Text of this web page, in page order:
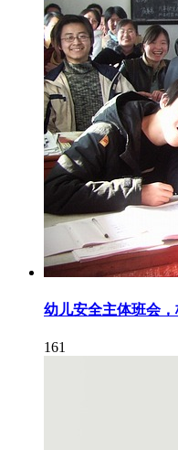
幼儿安全主体班会
161